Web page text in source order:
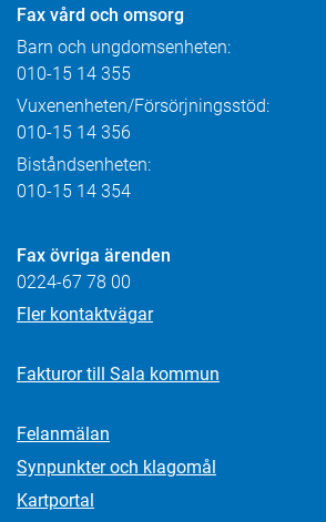
Fax vård och omsorg
Barn och ungdomsenheten:
010-15 14 355
Vuxenenheten/Försörjningsstöd:
010-15 14 356
Biståndsenheten:
010-15 14 354
Fax övriga ärenden
0224-67 78 00
Fler kontaktvägar
Fakturor till Sala kommun
Felanmälan
Synpunkter och klagomål
Kartportal